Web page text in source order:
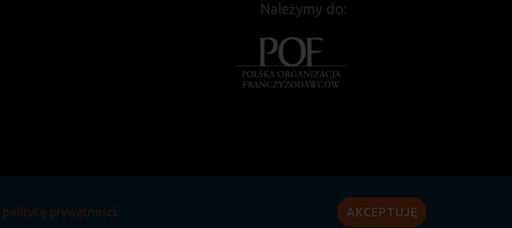
Należymy do:
politykę prywatności. AKCEPTUJĘ